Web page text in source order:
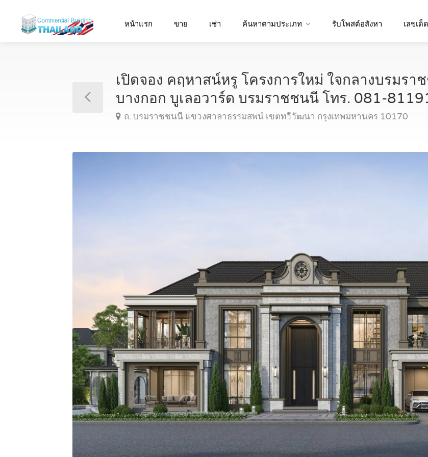
หน้าแรก ขาย เช่า ค้นหาตามประเภท รับโพสต์อสังหา เลขเด็ด
เปิดจอง คฤหาสน์หรู โครงการใหม่ ใจกลางบรมรา
บางกอก บูเลอวาร์ด บรมราชชนนี โทร. 081-
ถ. บรมราชชนนี แขวงศาลาธรรมสพน์ เขตทวีวัฒนา กรุงเทพมหานคร 10170